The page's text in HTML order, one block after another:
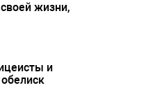
жизни,
и